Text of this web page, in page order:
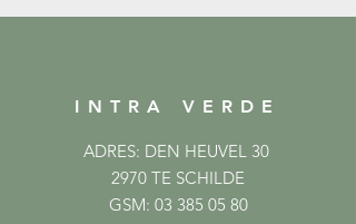
INTRA VERDE
ADRES: DEN HEUVEL 30
2970 TE SCHILDE
GSM: 03 385 05 80